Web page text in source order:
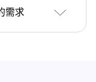
需求